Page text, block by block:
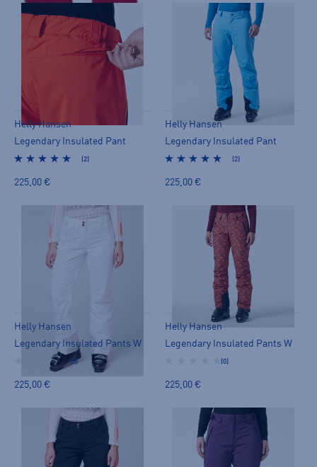
Helly Hansen
Legendary Insulated Pant
(2)
225,00 €
Helly Hansen
Legendary Insulated Pant
(2)
225,00 €
Helly Hansen
Legendary Insulated Pants W
(0)
225,00 €
Helly Hansen
Legendary Insulated Pants W
(0)
225,00 €